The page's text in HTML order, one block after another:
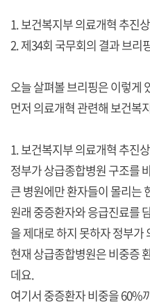
1. 보건복지부 의료개혁 추진
2. 제34회 국무회의 결과 브리
오늘 살펴볼 브리핑은 이렇게
먼저 의료개혁 관련해 보건복
1. 보건복지부 의료개혁 추진
정부가 상급종합병원 구조를
큰 병원에만 환자들이 몰리는
원래 중증환자와 응급진료를
을 제대로 하지 못하자 정부가
현재 상급종합병원은 비중증
데요.
여기서 중증환자 비중을 60%